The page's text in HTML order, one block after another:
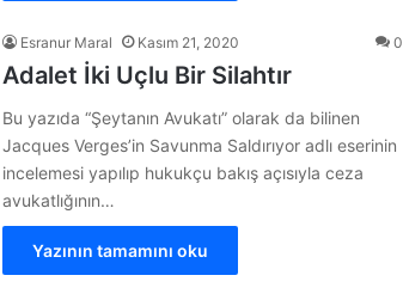
Esranur Maral Kasım 21, 2020 0
Adalet İki Uçlu Bir Silahtır
Bu yazıda “Şeytanın Avukatı” olarak da bilinen
Jacques Verges’in Savunma Saldırıyor adlı eserinin
incelemesi yapılıp hukukçu bakış açısıyla ceza
avukatlığının…
Yazının tamamını oku